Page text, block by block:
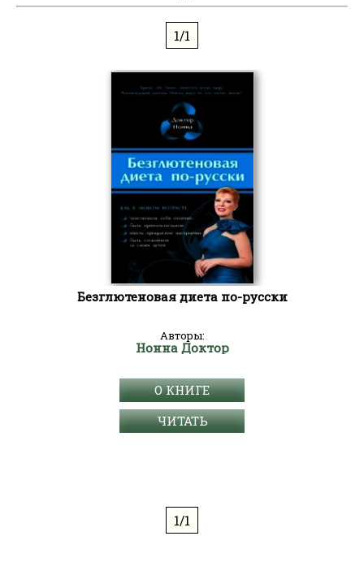
1/1
Безглютеновая диета по-русски
Авторы:
Нонна Доктор
О КНИГЕ
ЧИТАТЬ
1/1